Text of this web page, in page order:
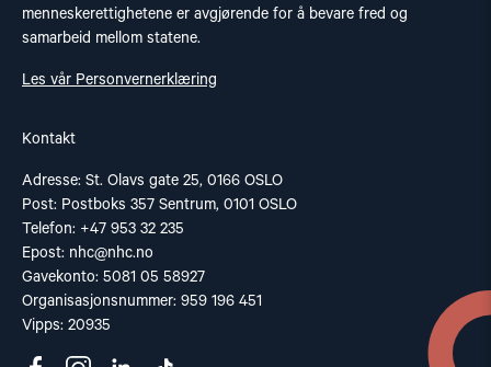
menneskerettighetene er avgjørende for å bevare fred og
samarbeid mellom statene.
Les vår Personvernerklæring
Kontakt
Adresse: St. Olavs gate 25, 0166 OSLO
Post: Postboks 357 Sentrum, 0101 OSLO
Telefon: +47 953 32 235
Epost: nhc@nhc.no
Gavekonto: 5081 05 58927
Organisasjonsnummer: 959 196 451
Vipps: 20935